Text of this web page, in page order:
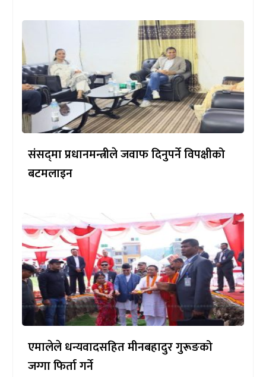
संसद्‌मा प्रधानमन्त्रीले जवाफ दिनुपर्ने विपक्षीको
बटमलाइन
एमालेले धन्यवादसहित मीनबहादुर गुरूङको
जग्गा फिर्ता गर्ने